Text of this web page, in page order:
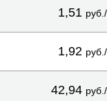
1,51
1,92
42,94